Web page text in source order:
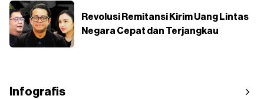
Revolusi Remitansi Kirim Uang Lintas
Negara Cepat dan Terjangkau
Infografis